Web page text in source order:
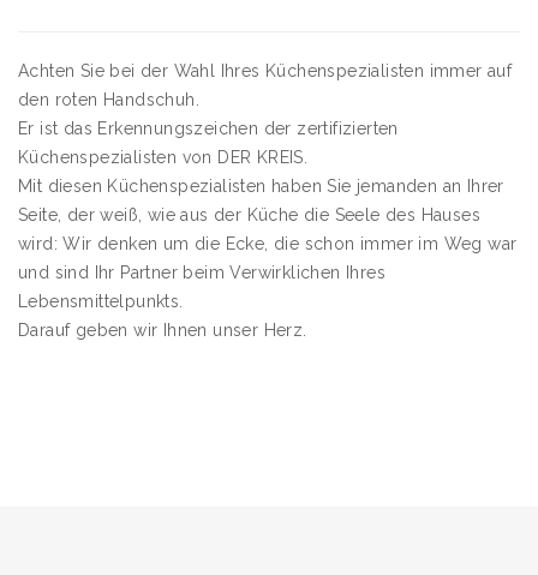
Achten Sie bei der Wahl Ihres Küchenspezialisten immer auf
den roten Handschuh.
Er ist das Erkennungszeichen der zertifizierten
Küchenspezialisten von DER KREIS.
Mit diesen Küchenspezialisten haben Sie jemanden an Ihrer
Seite, der weiß, wie aus der Küche die Seele des Hauses
wird: Wir denken um die Ecke, die schon immer im Weg war
und sind Ihr Partner beim Verwirklichen Ihres
Lebensmittelpunkts.
Darauf geben wir Ihnen unser Herz.